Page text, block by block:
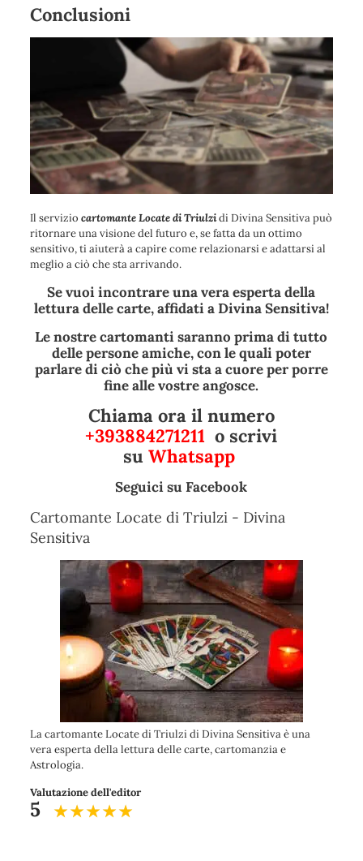
Conclusioni
Il servizio cartomante Locate di Triulzidi Divina Sensitiva può
ritornare una visione del futuro e, se fatta da un ottimo
sensitivo, ti aiuterà a capire come relazionarsi e adattarsi al
meglio a ciò che sta arrivando.
Se vuoi incontrare una vera esperta della
lettura delle carte, affidati a Divina Sensitiva!
Le nostre cartomanti saranno prima di tutto
delle persone amiche, con le quali poter
parlare di ciò che più vi sta a cuore per porre
fine alle vostre angosce.
Chiama ora il numero
+393884271211 o scrivi
su Whatsapp
Seguici su Facebook
Cartomante Locate di Triulzi - Divina
Sensitiva
La cartomante Locate di Triulzi di Divina Sensitiva è una
vera esperta della lettura delle carte, cartomanzia e
Astrologia.
Valutazione dell'editor
5